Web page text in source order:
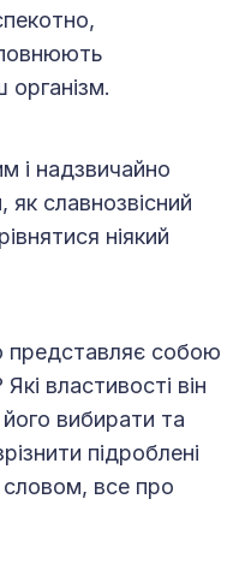
і надзвичайно
славнозвісний
ніякий
представляє собою
властивості він
вибирати та
підроблені
словом, все про